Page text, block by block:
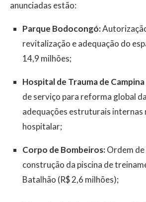
anunciadas estão:
Parque Bodocongó:
revitalização e adequação do
14,9 milhões;
Hospital de Trauma de
de serviço para reforma global
adequações estruturais internas
hospitalar;
Corpo de Bombeiros:Ordem
construção da piscina de
Batalhão (R$ 2,6 milhões);